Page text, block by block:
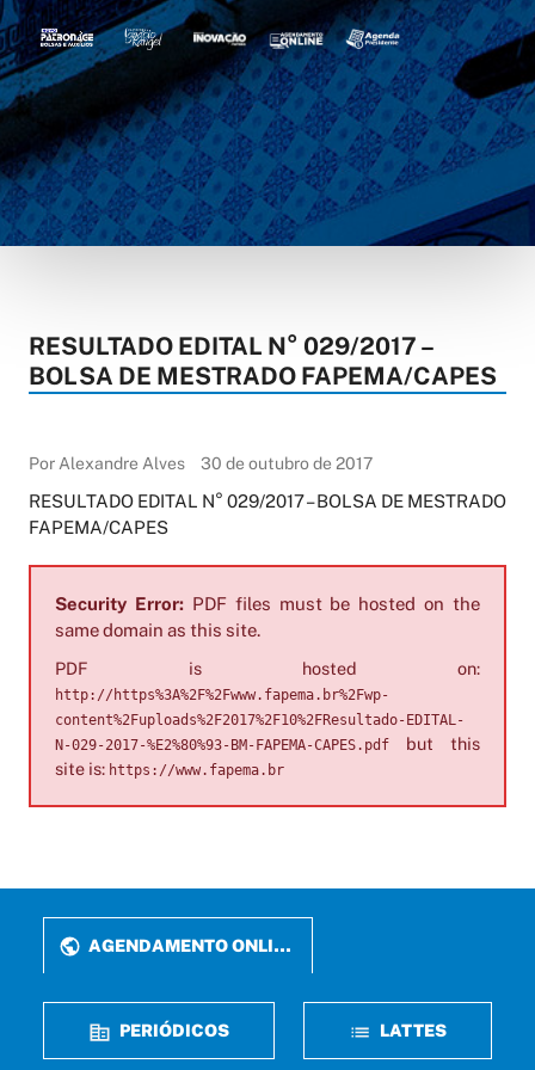
RESULTADO EDITAL N° 029/2017 –
BOLSA DE MESTRADO FAPEMA/CAPES
Por Alexandre Alves 30 de outubro de 2017
RESULTADO EDITAL N° 029/2017 – BOLSA DE MESTRADO
FAPEMA/CAPES
Security Error:PDF files must be hosted on the
same domain as this site.
PDF is hosted on:
http://https%3A%2F%2Fwww.fapema.br%2Fwp-
content%2Fuploads%2F2017%2F10%2FResultado-EDITAL-
N-029-2017-%E2%80%93-BM-FAPEMA-CAPES.pdf
but this
site is: https://www.fapema.br
AGENDAMENTO ONLINE
PERIÓDICOS LATTES